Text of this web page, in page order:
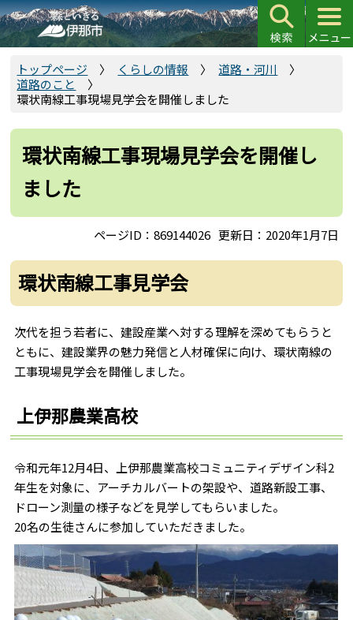
こ
の
ペ
先
トップページ くらしの情報
道路・河川
道路のこと
環状南線工事現場見学会を開催しました
環状南線工事現場見学会を開催し
ました
ページID：869144026 更新日：2020年1月7日
環状南線工事見学会
次代を担う若者に、建設産業へ対する理解を深めてもらうと
ともに、建設業界の魅力発信と人材確保に向け、環状南線の
工事現場見学会を開催しました。
上伊那農業高校
令和元年12月4日、上伊那農業高校コミュニティデザイン科2
年生を対象に、アーチカルバートの架設や、道路新設工事、
ドローン測量の様子などを見学してもらいました。
20名の生徒さんに参加していただきました。